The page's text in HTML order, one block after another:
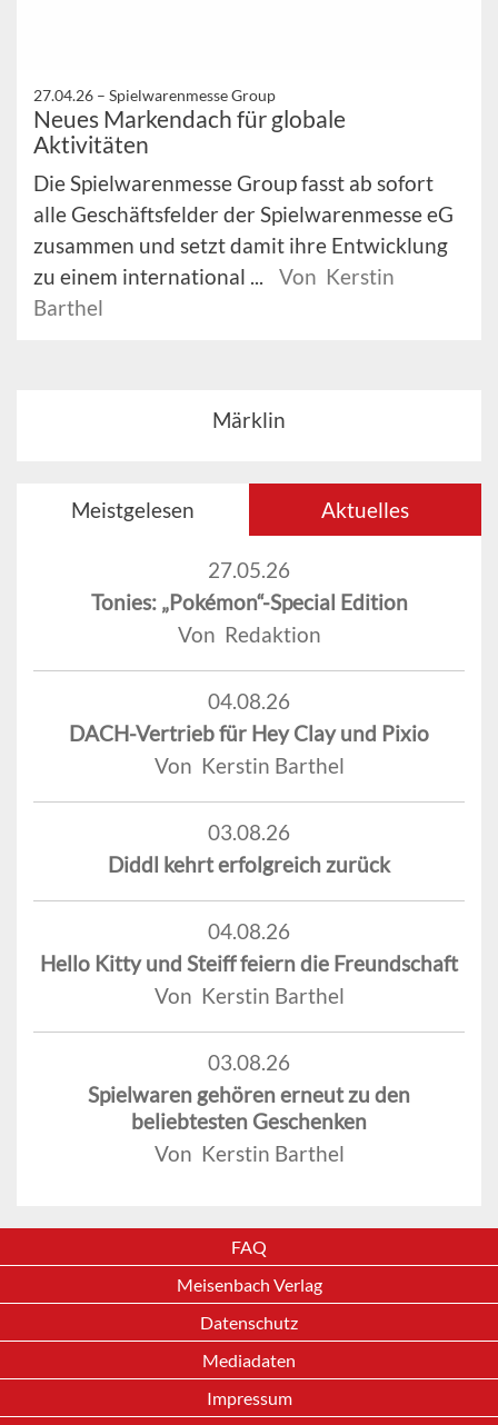
27.04.26 – Spielwarenmesse Group
Neues Markendach für globale
Aktivitäten
Die Spielwarenmesse Group fasst ab sofort
alle Geschäftsfelder der Spielwarenmesse eG
zusammen und setzt damit ihre Entwicklung
zu einem international ...
Von Kerstin
Barthel
Märklin
Meistgelesen Aktuelles
27.05.26
Tonies: „Pokémon“-Special Edition
Von Redaktion
04.08.26
DACH-Vertrieb für Hey Clay und Pixio
Von Kerstin Barthel
03.08.26
Diddl kehrt erfolgreich zurück
04.08.26
Hello Kitty und Steiff feiern die Freundschaft
Von Kerstin Barthel
03.08.26
Spielwaren gehören erneut zu den
beliebtesten Geschenken
Von Kerstin Barthel
FAQ
Meisenbach Verlag
Datenschutz
Mediadaten
Impressum